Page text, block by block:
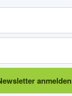
anmelden